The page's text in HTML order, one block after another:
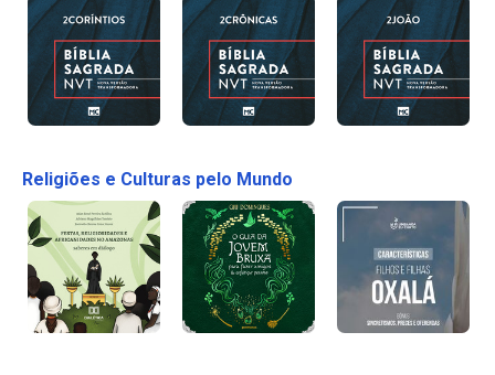
Religiões e Culturas pelo Mundo